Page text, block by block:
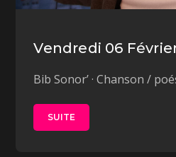
Vendredi 06
Bib Sonor’ · Chanson /
SUITE